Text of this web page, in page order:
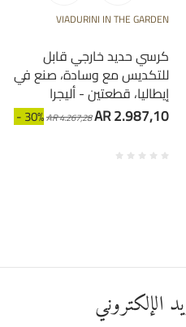
VIADURINI IN THE GARDEN
كرسي حديد خارجي قابل
للتكديس مع وسادة، صنع في
إيطاليا، قطعتين - أليجرا
- 30%AR 4.267,28AR 2.987,10
الإلكتروني